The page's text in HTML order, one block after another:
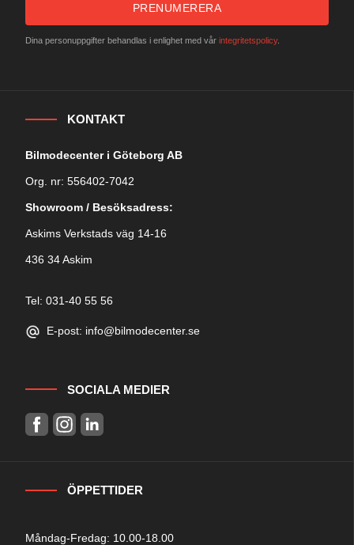
PRENUMERERA
Dina personuppgifter behandlas i enlighet med vår integritetspolicy.
KONTAKT
Bilmodecenter i Göteborg AB
Org. nr: 556402-7042
Showroom / Besöksadress:
Askims Verkstads väg 14-16
436 34 Askim
Tel: 031-40 55 56
E-post: info@bilmodecenter.se
SOCIALA MEDIER
ÖPPETTIDER
Måndag-Fredag: 10.00-18.00